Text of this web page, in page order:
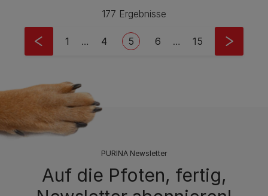
177 Ergebnisse
Pagination
First page
1 … Seite
4 Current page
5 Seite
6 … Last page
15
PURINA Newsletter
Auf die Pfoten, fertig,